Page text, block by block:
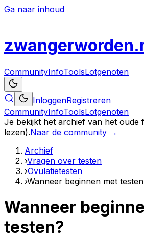
Ga naar inhoud
zwangerworden
CommunityInfoToolsLotgenoten
InloggenRegistreren
CommunityInfoToolsLotgenoten
Je bekijkt het archief van het oude
lezen).Naar de community →
Archief
›Vragen over testen
›Ovulatietesten
›Wanneer beginnen met
Wanneer
testen?